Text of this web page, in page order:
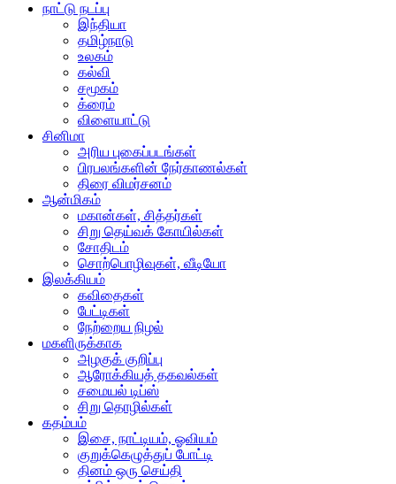
நாட்டு நடப்பு
இந்தியா
தமிழ்நாடு
உலகம்
கல்வி
சமூகம்
க்ரைம்
விளையாட்டு
சினிமா
அரிய புகைப்படங்கள்
பிரபலங்களின் நேர்காணல்கள்
திரை விமர்சனம்
ஆன்மிகம்
மகான்கள், சித்தர்கள்
சிறு தெய்வக் கோயில்கள்
சோதிடம்
சொற்பொழிவுகள், வீடியோ
இலக்கியம்
கவிதைகள்
பேட்டிகள்
நேற்றைய நிழல்
மகளிருக்காக
அழகுக் குறிப்பு
ஆரோக்கியத் தகவல்கள்
சமையல் டிப்ஸ்
சிறு தொழில்கள்
கதம்பம்
இசை, நாட்டியம், ஓவியம்
குறுக்கெழுத்துப் போட்டி
தினம் ஒரு செய்தி